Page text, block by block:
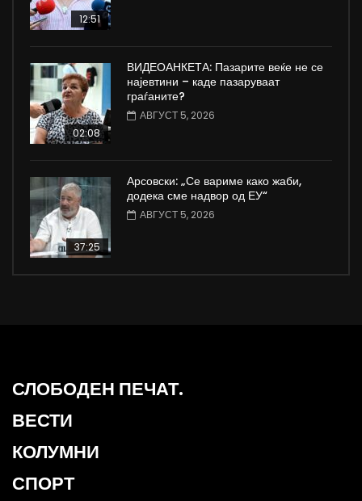
12:51
02:08
ВИДЕОАНКЕТА: Пазарите веќе не се
најевтини – каде пазаруваат
граѓаните?
АВГУСТ 5, 2026
37:25
Арсовски: „Се вариме како жаби,
додека сме надвор од ЕУ“
АВГУСТ 5, 2026
СЛОБОДЕН ПЕЧАТ.
ВЕСТИ
КОЛУМНИ
СПОРТ